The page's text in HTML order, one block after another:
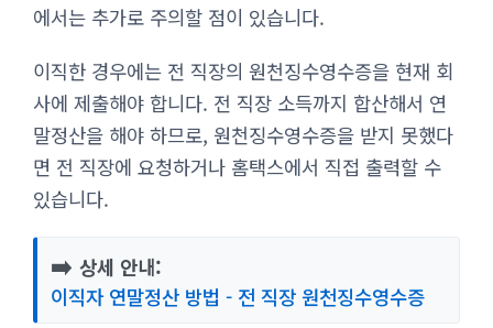
에서는 추가로 주의할 점이 있습니다.
이직한 경우에는 전 직장의 원천징수영수증을 현재 회
사에 제출해야 합니다. 전 직장 소득까지 합산해서 연
말정산을 해야 하므로, 원천징수영수증을 받지 못했다
면 전 직장에 요청하거나 홈택스에서 직접 출력할 수
있습니다.
➡️ 상세 안내:
이직자 연말정산 방법 - 전 직장 원천징수영수증